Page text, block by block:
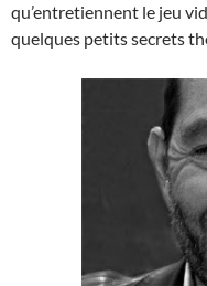
qu’entretiennent le jeu
quelques petits secrets